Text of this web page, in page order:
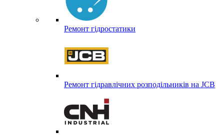
Ремонт гідростатики
Ремонт гідравлічних розподільників на JCB